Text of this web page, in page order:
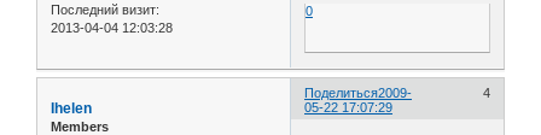
Последний визит:
2013-04-04 12:03:28
0
Поделиться 4
2009-
05-22 17:07:29
Ihelen
Members